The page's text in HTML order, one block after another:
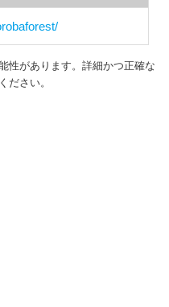
性があります。詳細かつ正確な
ださい。